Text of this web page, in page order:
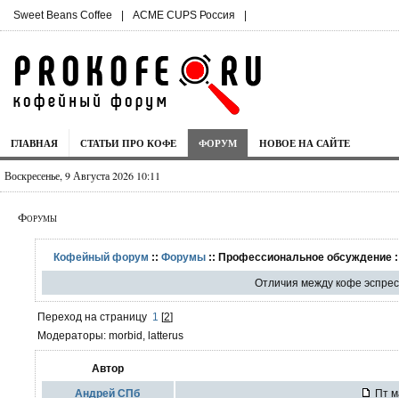
Sweet Beans Coffee | ACME CUPS Россия |
ГЛАВНАЯ СТАТЬИ ПРО КОФЕ ФОРУМ НОВОЕ НА САЙТЕ
Воскресенье, 9 Августа 2026 10:11
Форумы
Кофейный форум ::Форумы :: Профессиональное обсуждение
Отличия между кофе
Переход на страницу 1 [2]
Модераторы: morbid, latterus
Автор
Андрей СПб Пт